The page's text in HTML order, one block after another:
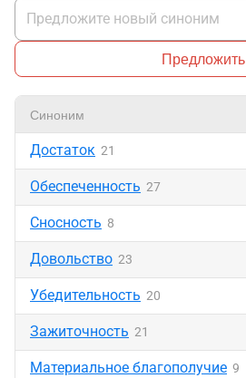
Предложить
Синоним
Достаток 21
Обеспеченность 27
Сносность 8
Довольство 23
Убедительность 20
Зажиточность 21
Материальное благополучие 9